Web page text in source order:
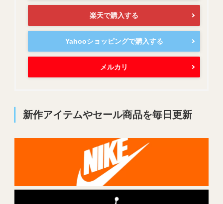
楽天で購入する
Yahooショッピングで購入する
メルカリ
新作アイテムやセール商品を毎日更新